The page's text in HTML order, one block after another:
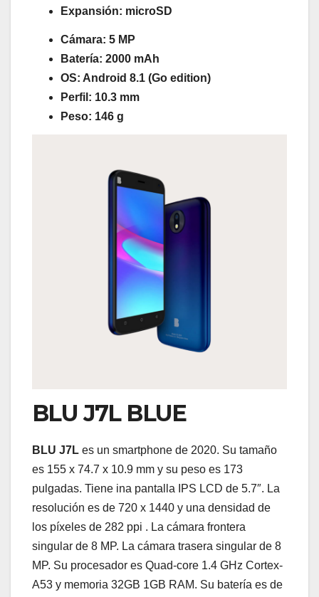
Expansión: microSD
Cámara: 5 MP
Batería: 2000 mAh
OS: Android 8.1 (Go edition)
Perfil: 10.3 mm
Peso: 146 g
BLU J7L BLUE
BLU J7L es un smartphone de 2020. Su tamaño
es 155 x 74.7 x 10.9 mm y su peso es 173
pulgadas. Tiene ina pantalla IPS LCD de 5.7″. La
resolución es de 720 x 1440 y una densidad de
los píxeles de 282 ppi . La cámara frontera
singular de 8 MP. La cámara trasera singular de 8
MP. Su procesador es Quad-core 1.4 GHz Cortex-
A53 y memoria 32GB 1GB RAM. Su batería es de